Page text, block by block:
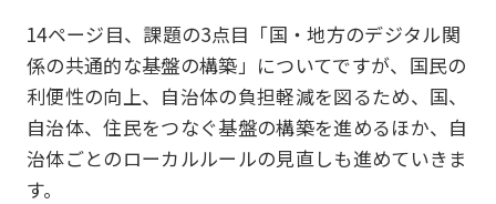
14ページ目、課題の3点目「国・地方のデジタル関
係の共通的な基盤の構築」についてですが、国民の
利便性の向上、自治体の負担軽減を図るため、国、
自治体、住民をつなぐ基盤の構築を進めるほか、自
治体ごとのローカルルールの見直しも進めていきま
す。